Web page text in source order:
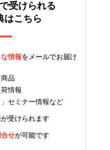
受けられる
はこちら
な情報をメールでお届け
品
情報
」セミナー情報など
が受けられます
せが可能です